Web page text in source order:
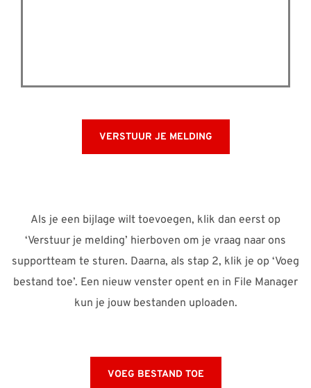
VERSTUUR JE MELDING
Als je een bijlage wilt toevoegen, klik dan eerst op
‘Verstuur je melding’ hierboven om je vraag naar ons
supportteam te sturen. Daarna, als stap 2, klik je op ‘Voeg
bestand toe’. Een nieuw venster opent en in File Manager
kun je jouw bestanden uploaden.
VOEG BESTAND TOE